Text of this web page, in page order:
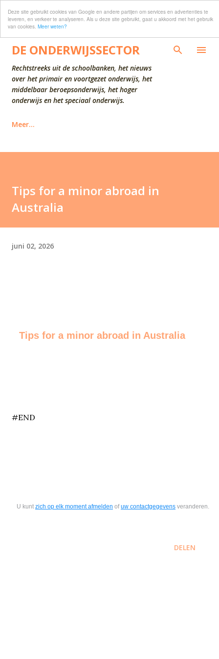
Deze site gebruikt cookies van Google en andere partijen om services en advertenties te
leveren, en verkeer te analyseren. Als u deze site gebruikt, gaat u akkoord met het gebruik
van cookies. Meer weten?
Doorgaan naar hoofdcontent
DE ONDERWIJSSECTOR
Rechtstreeks uit de schoolbanken, het nieuws
over het primair en voortgezet onderwijs, het
middelbaar beroepsonderwijs, het hoger
onderwijs en het speciaal onderwijs.
Meer…
Tips for a minor abroad in
Australia
juni 02, 2026
Tips for a minor abroad in Australia
#END
U kunt zich op elk moment afmelden ofuw contactgegevens veranderen.
DELEN